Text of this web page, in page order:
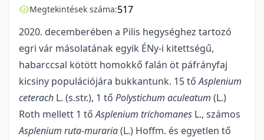
Megtekintések száma:517
2020. decemberében a Pilis hegységhez tartozó
egri vár másolatának egyik ÉNy-i ki­tettségű,
habarccsal kötött homokkő falán öt páfrányfaj
kicsiny populációjára bukkantunk. 15 tőAsplenium
ceterach L. (s.str.), 1 tő Polystichum aculeatum (L.)
Roth mellett 1 tőAsplenium trichomanes L., számos
Asplenium ruta-muraria(L.) Hoffm. és egyetlen tő